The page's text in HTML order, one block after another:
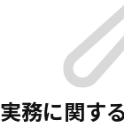
実務に関す